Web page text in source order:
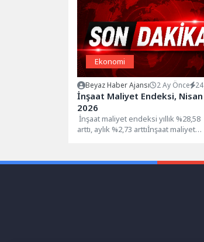
Ekonomi
Beyaz Haber Ajansı 2 Ay Önce 24
İnşaat Maliyet Endeksi, Nisan
2026
İnşaat maliyet endeksi yıllık %28,58
arttı, aylık %2,73 arttıİnşaat maliyet